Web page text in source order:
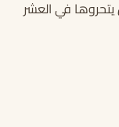
في العشر